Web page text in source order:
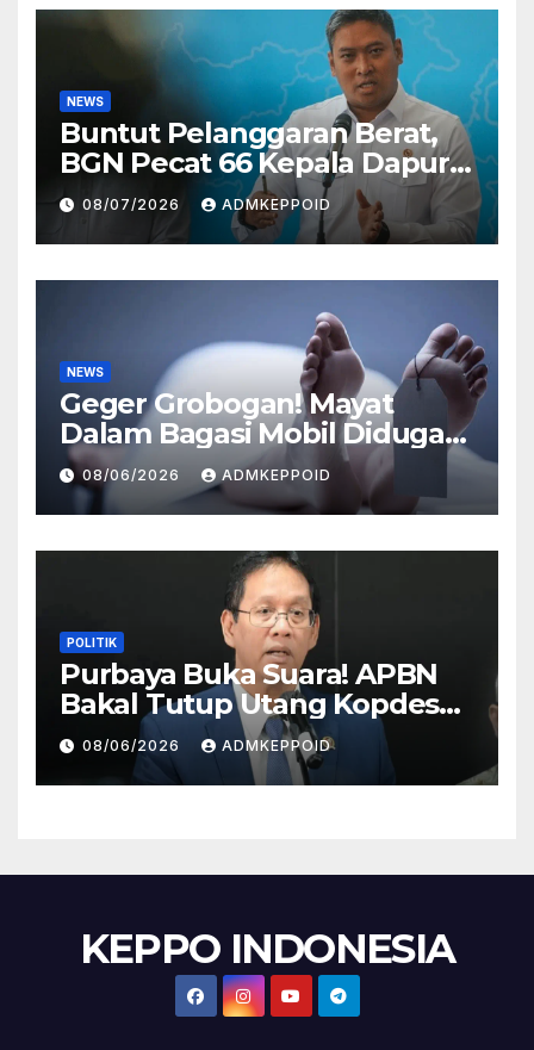
NEWS
Buntut Pelanggaran Berat,
BGN Pecat 66 Kepala Dapur
MBG dan Ungkap Alasannya
08/07/2026 ADMKEPPOID
NEWS
Geger Grobogan! Mayat
Dalam Bagasi Mobil Diduga
Terkait Hilangnya Bos Konter
HP
08/06/2026 ADMKEPPOID
POLITIK
Purbaya Buka Suara! APBN
Bakal Tutup Utang Kopdes
Rp 240 Triliun, Cicilan Rp 40
Triliun per Tahun
08/06/2026 ADMKEPPOID
KEPPO INDONESIA